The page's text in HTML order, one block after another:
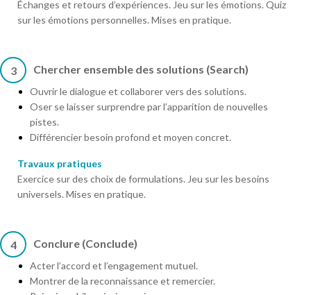
Échanges et retours d’expériences. Jeu sur les émotions. Quiz
sur les émotions personnelles. Mises en pratique.
3 Chercher ensemble des solutions (Search)
Ouvrir le dialogue et collaborer vers des solutions.
Oser se laisser surprendre par l’apparition de nouvelles
pistes.
Différencier besoin profond et moyen concret.
Travaux pratiques
Exercice sur des choix de formulations. Jeu sur les besoins
universels. Mises en pratique.
4 Conclure (Conclude)
Acter l’accord et l’engagement mutuel.
Montrer de la reconnaissance et remercier.